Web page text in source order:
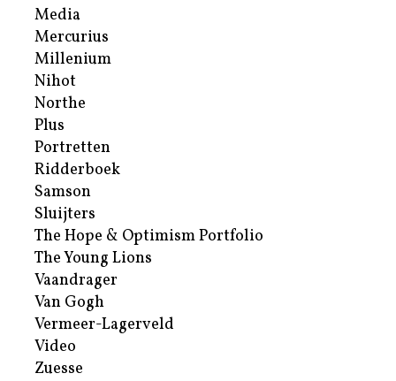
Media
Mercurius
Millenium
Nihot
Northe
Plus
Portretten
Ridderboek
Samson
Sluijters
The Hope & Optimism Portfolio
The Young Lions
Vaandrager
Van Gogh
Vermeer-Lagerveld
Video
Zuesse